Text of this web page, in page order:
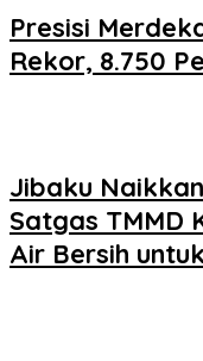
Presisi
Rekor, 8.750
Jibaku
Satgas TMMD
Air Bersih